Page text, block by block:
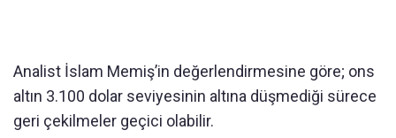
Analist İslam Memiş’in değerlendirmesine göre; ons
altın 3.100 dolar seviyesinin altına düşmediği sürece
geri çekilmeler geçici olabilir.